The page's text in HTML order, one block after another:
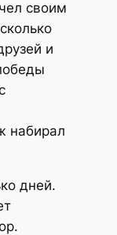
своим
и
набирал
дней.